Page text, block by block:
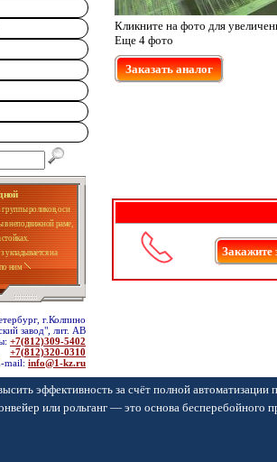
группы роликов, оси
в неподвижной раме,
на
по ним
г.Колпино
завод", лит. АВ
+7(812)309-5402
+7(812)320-0310
mail: info@1-kz.ru
Кликните на фото для
Еще 4 фото
Заказать аналог
Закажите
эффективность за счёт полной
или рольганг — это основа бесперебойного